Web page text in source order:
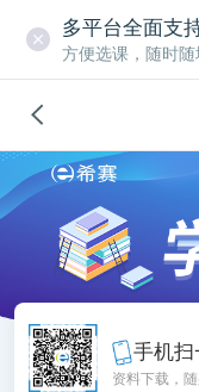
多平台全面支
方便选课，随时随
手机扫
资料下载，